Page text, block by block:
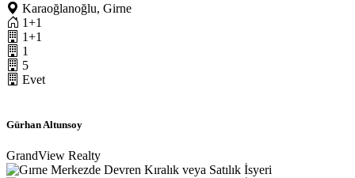
Karaoğlanoğlu, Girne
1+1
1+1
1
5
Evet
Gürhan Altunsoy
GrandView Realty